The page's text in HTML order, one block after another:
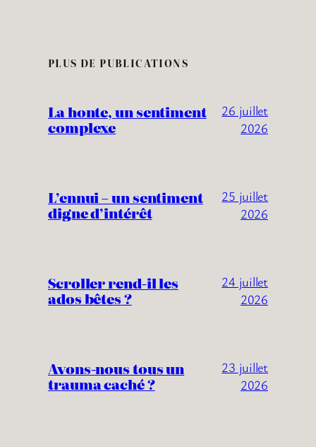
PLUS DE PUBLICATIONS
La honte, un sentiment
complexe
26 juillet
2026
L’ennui – un sentiment
digne d’intérêt
25 juillet
2026
Scroller rend-il les
ados bêtes ?
24 juillet
2026
Avons-nous tous un
trauma caché ?
23 juillet
2026